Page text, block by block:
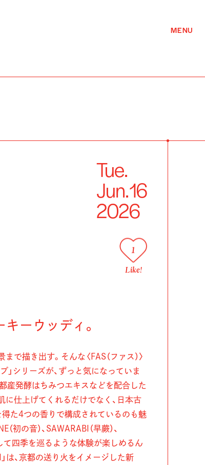
MENU
Tue.
Jun.16
2026
1
Like!
ーウッディ。
で描き出す。そんな〈FAS（ファス）〉
」シリーズが、ずっと気になっていま
産発酵はちみつエキスなどを配合した
に仕上げてくれるだけでなく、日本古
得た4つの香りで構成されているのも魅
初の音）、SAWARABI（早蕨）、
て四季を巡るような体験が楽しめるん
は、京都の送り火をイメージした新